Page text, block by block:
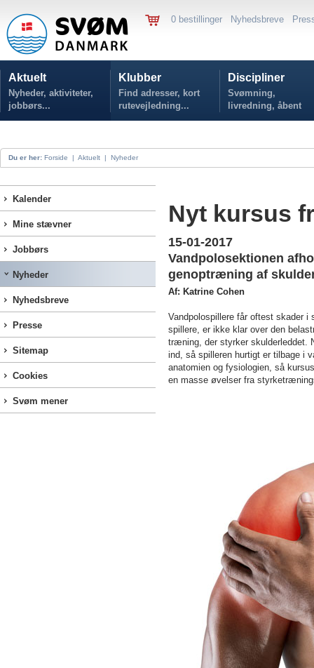
0 bestillinger Nyhedsbreve
Aktuelt
Nyheder, aktiviteter,
jobbørs...
Klubber
Find adresser, kort
rutevejledning...
Discipliner
Svømning,
livredning, åbent
vand...
Du er her: Forside | Aktuelt | Nyheder
Kalender
Mine stævner
Jobbørs
Nyheder
Nyhedsbreve
Presse
Sitemap
Cookies
Svøm mener
Nyt kursus
15-01-2017
Vandpolosektionen
genoptræning af
Af: Katrine Cohen
Vandpolospillere får oftest skader
spillere, er ikke klar over den
træning, der styrker skulderleddet.
ind, så spilleren hurtigt er tilbage i
anatomien og fysiologien, så
en masse øvelser fra